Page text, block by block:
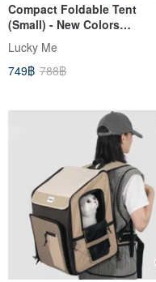
Compact Foldable Tent
(Small) - New Colors
Available! Little polar bear,
Cat, Pet Tent, Special Pet
Collection
Lucky Me
749฿ 788฿